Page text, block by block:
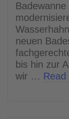
neuen
bis hin zur
wir … Read